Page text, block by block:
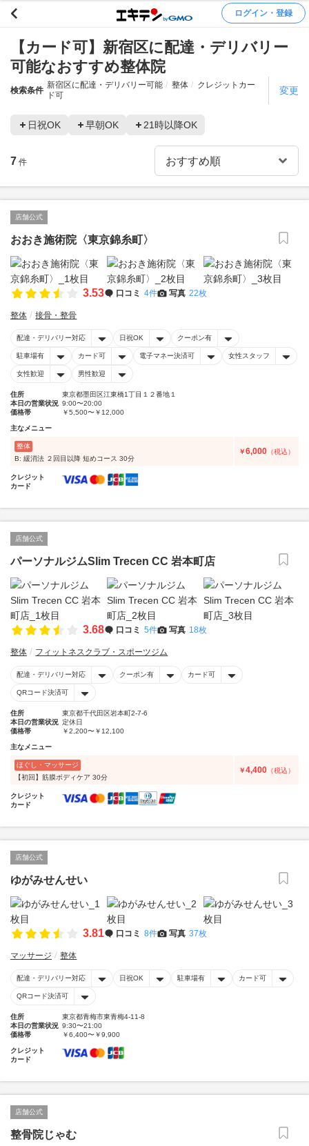
ログイン・登録
【カード可】新宿区に配達・デリバリー
可能なおすすめ整体院
検索条件
新宿区に配達・デリバリー可能 整体
クレジットカー
ド可
変更
日祝OK 早朝OK 21時以降OK
7 件
店舗公式
おおき施術院〈東京錦糸町〉
3.53 口コミ 4件 写真 22枚
整体 接骨・整骨
配達・デリバリー対応 日祝OK クーポン有
駐車場有 カード可 電子マネー決済可 女性スタッフ
女性歓迎 男性歓迎
住所
東京都墨田区江東橋1丁目１２番地１
本日の営業状況 9:00〜20:00
価格帯
￥5,500〜￥12,000
主なメニュー
整体
B: 緩消法 ２回目以降 短めコース 30分
￥6,000 （税込）
クレジット
カード
店舗公式
パーソナルジムSlim Trecen CC 岩本町店
3.68 口コミ 5件 写真 18枚
整体 フィットネスクラブ・スポーツジム
配達・デリバリー対応 クーポン有 カード可
QRコード決済可
住所
東京都千代田区岩本町2-7-6
本日の営業状況 定休日
価格帯
￥2,200〜￥12,100
主なメニュー
ほぐし・マッサージ
【初回】筋膜ボディケア 30分
￥4,400 （税込）
クレジット
カード
店舗公式
ゆがみせんせい
3.81 口コミ 8件 写真 37枚
マッサージ 整体
配達・デリバリー対応 日祝OK 駐車場有 カード可
QRコード決済可
住所
東京都青梅市東青梅4-11-8
本日の営業状況 9:30〜21:00
価格帯
￥6,400〜￥9,900
クレジット
カード
店舗公式
整骨院じゃむ